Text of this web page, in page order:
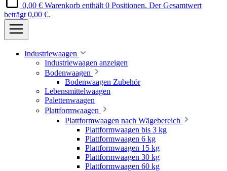
0,00 € Warenkorb enthält 0 Positionen. Der Gesamtwert
beträgt 0,00 €.
Industriewaagen
Industriewaagen anzeigen
Bodenwaagen
Bodenwaagen Zubehör
Lebensmittelwaagen
Palettenwaagen
Plattformwaagen
Plattformwaagen nach Wägebereich
Plattformwaagen bis 3 kg
Plattformwaagen 6 kg
Plattformwaagen 15 kg
Plattformwaagen 30 kg
Plattformwaagen 60 kg